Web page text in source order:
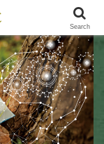
MEDICINE
Search